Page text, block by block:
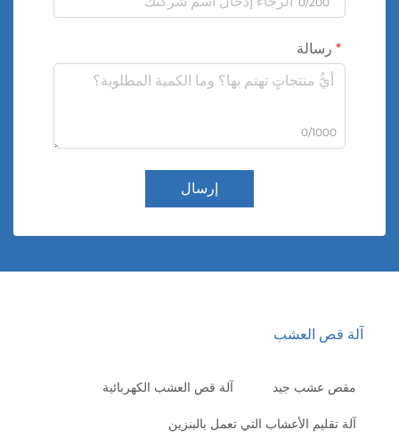
رسالة
قص العشب
مقص عشب جيد آلة قص العشب الكهربائية
آلة تقليم الأعشاب التي تعمل بالبنزين